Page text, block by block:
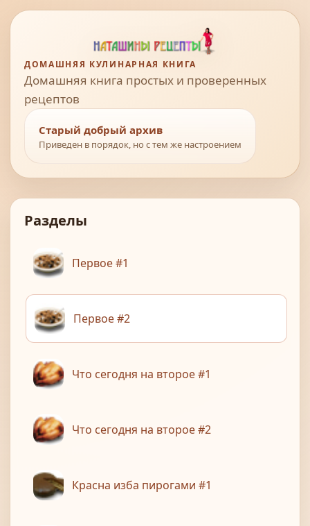
ДОМАШНЯЯ КУЛИНАРНАЯ КНИГА
Домашняя книга простых и проверенных
рецептов
Старый добрый архив
Приведен в порядок, но с тем же настроением
Разделы
Первое #1
Первое #2
Что сегодня на второе #1
Что сегодня на второе #2
Красна изба пирогами #1